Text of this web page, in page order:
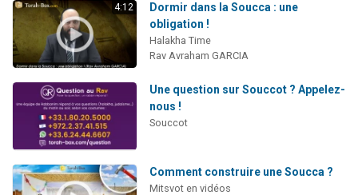
4:12
Dormir dans la Soucca : une
obligation !
Halakha Time
Rav Avraham GARCIA
Une question sur Souccot ? Appelez-
nous !
Souccot
Comment construire une Soucca ?
Mitsvot en vidéos